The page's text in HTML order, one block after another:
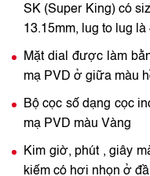
SK (Super King) có
13.15mm, lug to lug là
Mặt dial được làm
mạ PVD ở giữa màu
Bộ cọc số dạng cọc
mạ PVD màu Vàng
Kim giờ, phút , giây
kiếm có hơi nhọn ở